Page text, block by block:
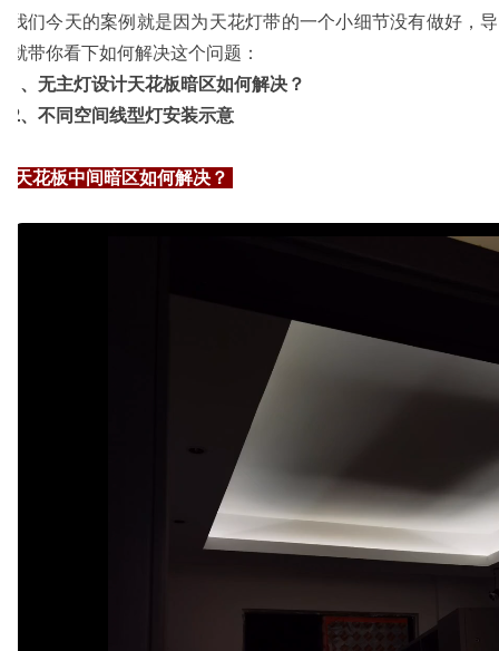
我们今天的案例就是因为天花灯带的一个小细节没有做好，
就带你看下如何解决这个问题：
1、无主灯设计天花板暗区如何解决？
2、不同空间线型灯安装示意
天花板中间暗区如何解决？